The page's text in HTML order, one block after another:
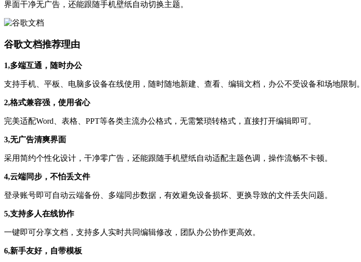
界面干净无广告，还能跟随手机壁纸自动切换主题。
谷歌文档推荐理由
1,多端互通，随时办公
支持手机、平板、电脑多设备在线使用，随时随地新建、查看、编辑文档，办公不受设备和场地限制。
2,格式兼容强，使用省心
完美适配Word、表格、PPT等各类主流办公格式，无需繁琐转格式，直接打开编辑即可。
3,无广告清爽界面
采用简约个性化设计，干净零广告，还能跟随手机壁纸自动适配主题色调，操作流畅不卡顿。
4,云端同步，不怕丢文件
登录账号即可自动云端备份、多端同步数据，有效避免设备损坏、更换导致的文件丢失问题。
5,支持多人在线协作
一键即可分享文档，支持多人实时共同编辑修改，团队办公协作更高效。
6,新手友好，自带模板